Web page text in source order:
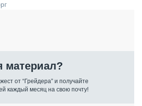
материал?
от “Грейдера” и получайте
каждый месяц на свою почту!